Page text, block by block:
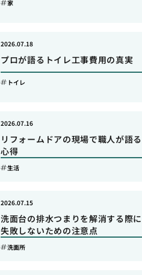
家
プロが語るトイレ工事費用の真実
2026.07.18
トイレ
リフォームドアの現場で職人が語る
心得
2026.07.16
生活
洗面台の排水つまりを解消する際に
失敗しないための注意点
2026.07.15
洗面所